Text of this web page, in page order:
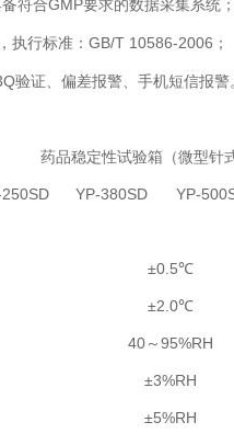
符合GMP要求的数据采集系统
，执行标准： GB/T 10586-2006 ；
验证、偏差报警、手机短信报警
药品稳定性试验箱（微型针
YP-380SD YP-
±0.5℃
±2.0℃
40～95%RH
±3%RH
±5%RH